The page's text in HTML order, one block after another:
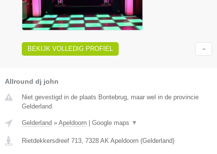
BEKIJK VOLLEDIG PROFIEL
Allround dj john
Niet gevestigd in de plaats Bontebrug, maar wel in de provincie
Gelderland.
Gelderland » Apeldoorn Google maps ▼
Rietdekkersdreef 713, 7328 AK Apeldoorn (Gelderland)